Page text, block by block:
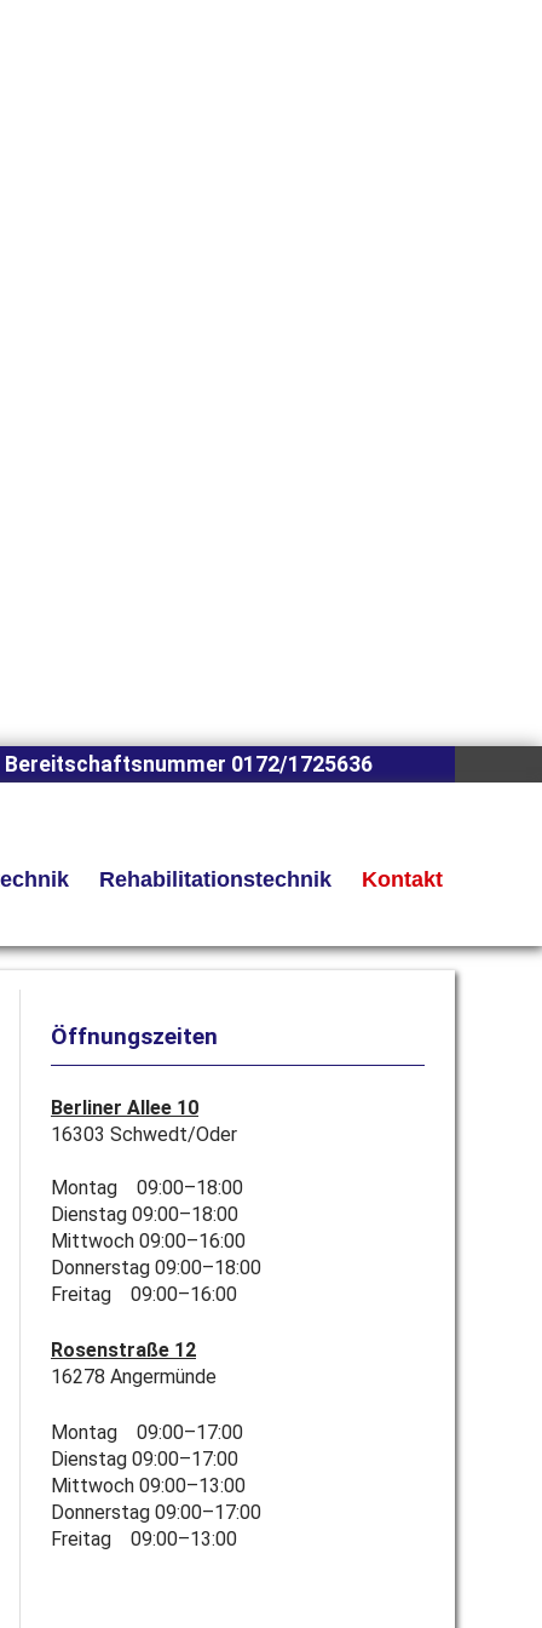
Bereitschaftsnummer 0172/1725636
Rehabilitationstechnik Kontakt
Öffnungszeiten
Berliner Allee 10
16303 Schwedt/Oder
Montag 09:00–18:00
Dienstag 09:00–18:00
Mittwoch 09:00–16:00
Donnerstag 09:00–18:00
Freitag 09:00–16:00
Rosenstraße 12
16278 Angermünde
Montag 09:00–17:00
Dienstag 09:00–17:00
Mittwoch 09:00–13:00
Donnerstag 09:00–17:00
Freitag 09:00–13:00